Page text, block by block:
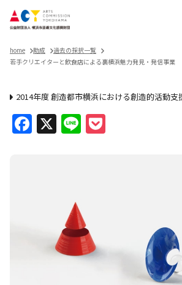
home 助成
過去の採択一覧
若手クリエイターと飲食店による裏横浜魅力発見・発信事業
2014年度 創造都市横浜における創造的活動支
Facebook
X Line